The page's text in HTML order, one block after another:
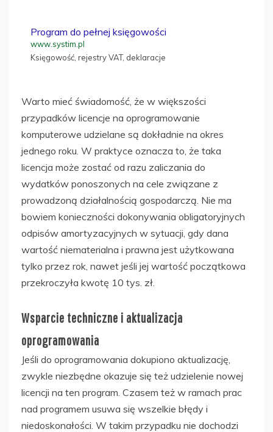
Program do pełnej księgowości
www.systim.pl
Księgowość, rejestry VAT, deklaracje
Warto mieć świadomość, że w większości
przypadków licencje na oprogramowanie
komputerowe udzielane są dokładnie na okres
jednego roku. W praktyce oznacza to, że taka
licencja może zostać od razu zaliczania do
wydatków ponoszonych na cele związane z
prowadzoną działalnością gospodarczą. Nie ma
bowiem konieczności dokonywania obligatoryjnych
odpisów amortyzacyjnych w sytuacji, gdy dana
wartość niematerialna i prawna jest użytkowana
tylko przez rok, nawet jeśli jej wartość początkowa
przekroczyła kwotę 10 tys. zł.
Wsparcie techniczne i aktualizacja
oprogramowania
Jeśli do oprogramowania dokupiono aktualizację,
zwykle niezbędne okazuje się też udzielenie nowej
licencji na ten program. Czasem też w ramach prac
nad programem usuwa się wszelkie błędy i
niedoskonałości. W takim przypadku nie dochodzi